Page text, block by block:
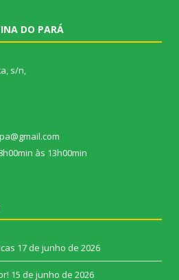
DO PARÁ
s/n,
às 13h00min
17 de junho de 2026
15 de junho de 2026